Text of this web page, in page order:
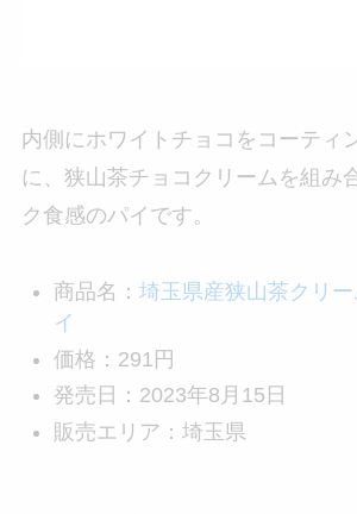
内側にホワイトチョコをコーティ
に、狭山茶チョコクリームを組み
ク食感のパイです。
商品名： 埼玉県産狭山茶クリ
イ
価格：291円
発売日：2023年8月15日
販売エリア：埼玉県